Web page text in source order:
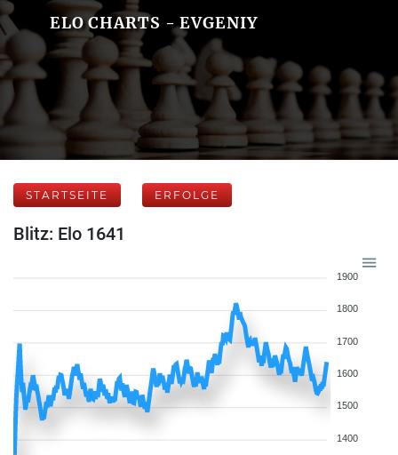
ELO CHARTS - EVGENIY
STARTSEITE ERFOLGE
Blitz: Elo 1641
1900
1800
1700
1600
1500
1400